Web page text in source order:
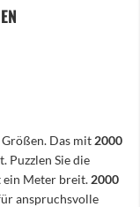
Das mit 2000
Puzzlen Sie die
ein Meter breit. 2000
anspruchsvolle